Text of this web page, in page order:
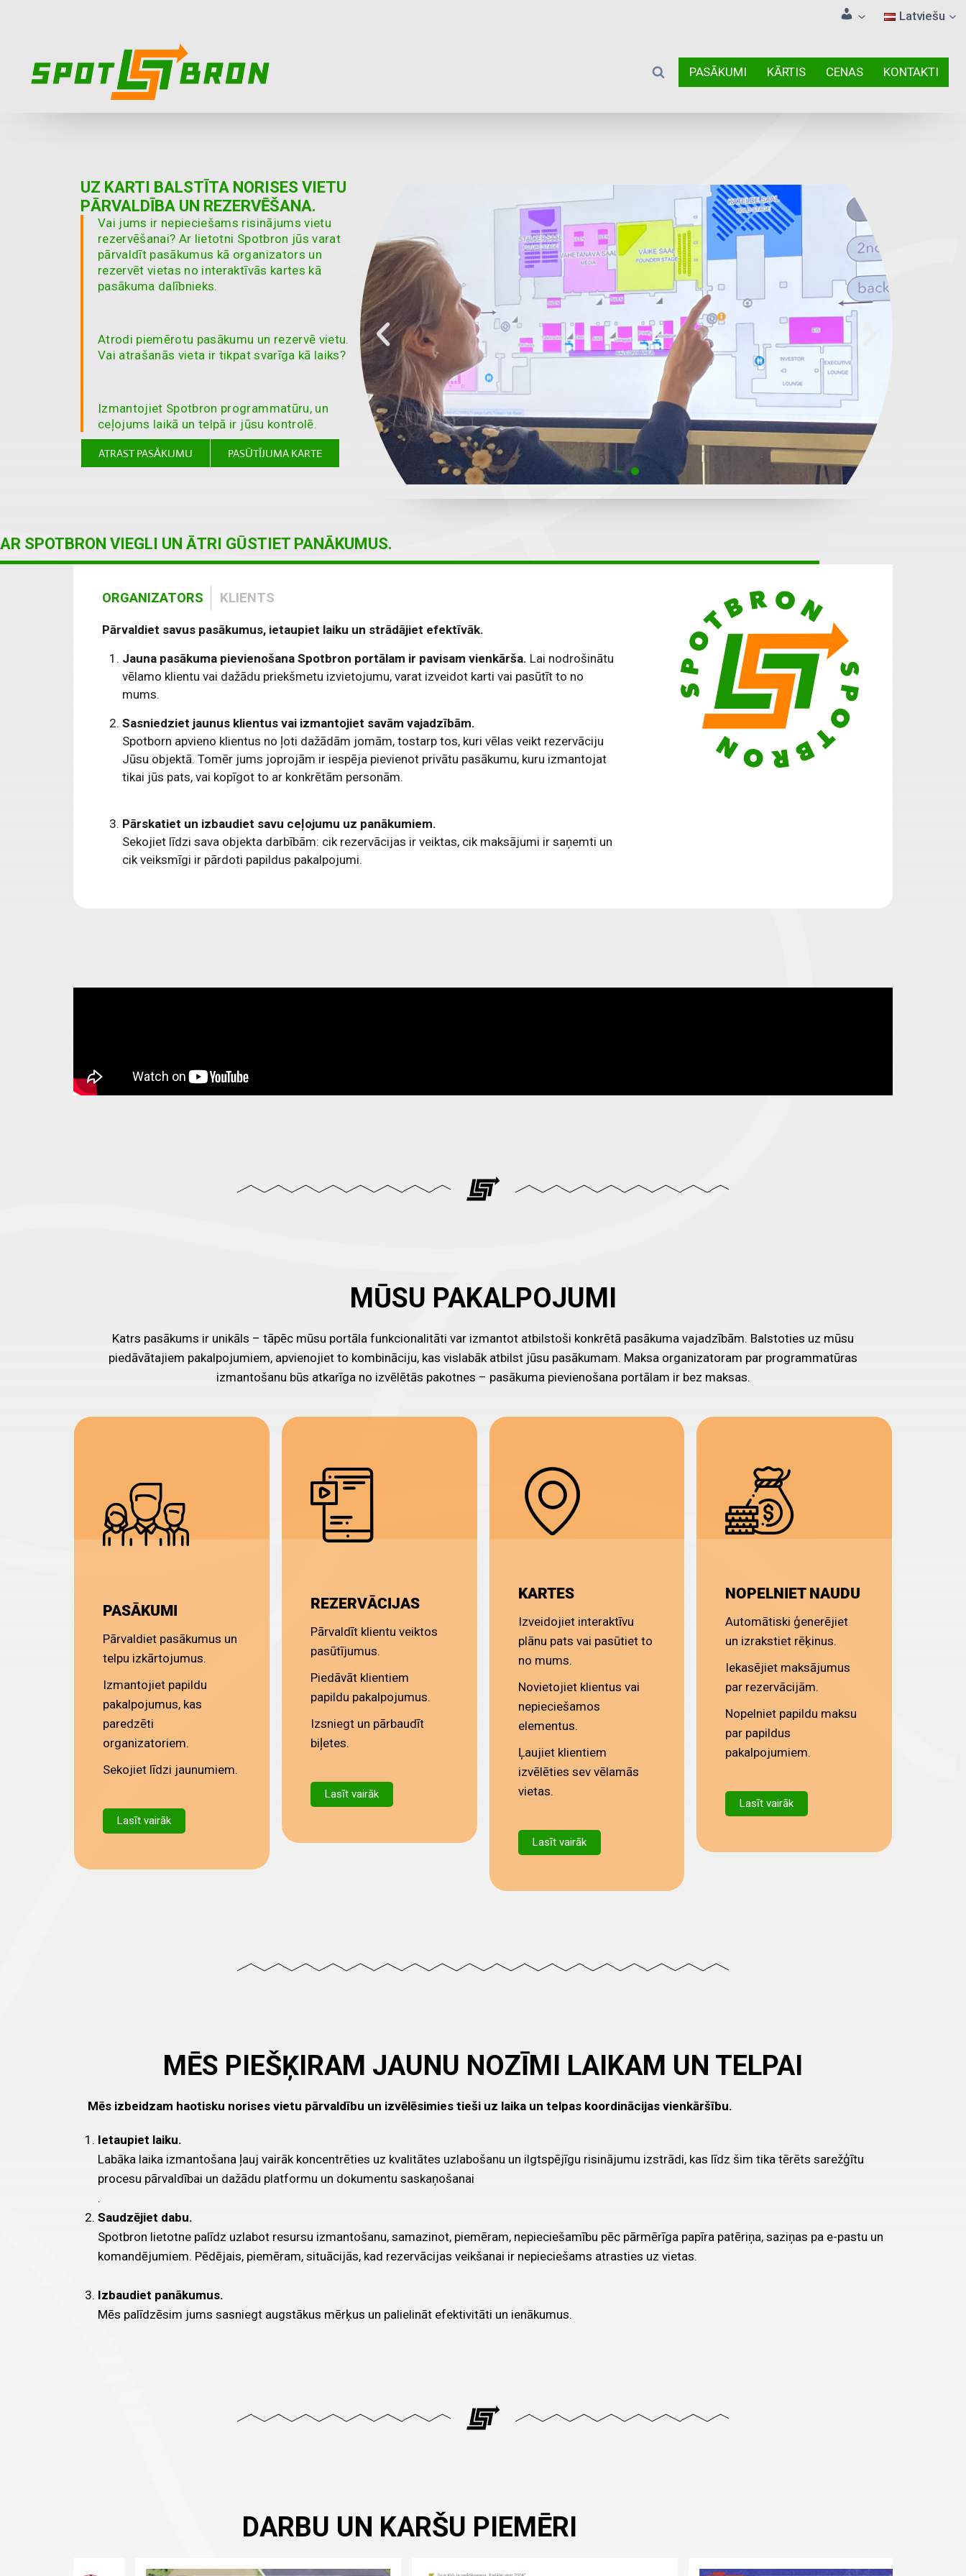
Latviešu
PASĀKUMI KĀRTIS CENAS KONTAKTI
UZ KARTI BALSTĪTA NORISES VIETU
PĀRVALDĪBA UN REZERVĒŠANA.
Vai jums ir nepieciešams risinājums vietu
rezervēšanai? Ar lietotni Spotbron jūs varat
pārvaldīt pasākumus kā organizators un
rezervēt vietas no interaktīvās kartes kā
pasākuma dalībnieks.
Atrodi piemērotu pasākumu un rezervē vietu.
Vai atrašanās vieta ir tikpat svarīga kā laiks?
Izmantojiet Spotbron programmatūru, un
ceļojums laikā un telpā ir jūsu kontrolē.
ATRAST PASĀKUMU PASŪTĪJUMA KARTE
AR SPOTBRON VIEGLI UN ĀTRI GŪSTIET PANĀKUMUS.
ORGANIZATORS KLIENTS
Pārvaldiet savus pasākumus, ietaupiet laiku un strādājiet efektīvāk.
Jauna pasākuma pievienošana Spotbron portālam ir pavisam vienkārša. Lai nodrošinātu
vēlamo klientu vai dažādu priekšmetu izvietojumu, varat izveidot karti vai pasūtīt to no
mums.
Sasniedziet jaunus klientus vai izmantojiet savām vajadzībām.
Spotborn apvieno klientus no ļoti dažādām jomām, tostarp tos, kuri vēlas veikt rezervāciju
Jūsu objektā. Tomēr jums joprojām ir iespēja pievienot privātu pasākumu, kuru izmantojat
tikai jūs pats, vai kopīgot to ar konkrētām personām.
Pārskatiet un izbaudiet savu ceļojumu uz panākumiem.
Sekojiet līdzi sava objekta darbībām: cik rezervācijas ir veiktas, cik maksājumi ir saņemti un
cik veiksmīgi ir pārdoti papildus pakalpojumi.
MŪSU PAKALPOJUMI
Katrs pasākums ir unikāls – tāpēc mūsu portāla funkcionalitāti var izmantot atbilstoši konkrētā pasākuma vajadzībām. Balstoties uz mūsu
piedāvātajiem pakalpojumiem, apvienojiet to kombināciju, kas vislabāk atbilst jūsu pasākumam. Maksa organizatoram par programmatūras
izmantošanu būs atkarīga no izvēlētās pakotnes – pasākuma pievienošana portālam ir bez maksas.
PASĀKUMI
Pārvaldiet pasākumus un
telpu izkārtojumus.
Izmantojiet papildu
pakalpojumus, kas
paredzēti
organizatoriem.
Sekojiet līdzi jaunumiem.
Lasīt vairāk
REZERVĀCIJAS
Pārvaldīt klientu veiktos
pasūtījumus.
Piedāvāt klientiem
papildu pakalpojumus.
Izsniegt un pārbaudīt
biļetes.
Lasīt vairāk
KARTES
Izveidojiet interaktīvu
plānu pats vai pasūtiet to
no mums.
Novietojiet klientus vai
nepieciešamos
elementus.
Ļaujiet klientiem
izvēlēties sev vēlamās
vietas.
Lasīt vairāk
NOPELNIET NAUDU
Automātiski ģenerējiet
un izrakstiet rēķinus.
Iekasējiet maksājumus
par rezervācijām.
Nopelniet papildu maksu
par papildus
pakalpojumiem.
Lasīt vairāk
MĒS PIEŠĶIRAM JAUNU NOZĪMI LAIKAM UN TELPAI
Mēs izbeidzam haotisku norises vietu pārvaldību un izvēlēsimies tieši uz laika un telpas koordinācijas vienkāršību.
Ietaupiet laiku.
Labāka laika izmantošana ļauj vairāk koncentrēties uz kvalitātes uzlabošanu un ilgtspējīgu risinājumu izstrādi, kas līdz šim tika tērēts sarežģītu
procesu pārvaldībai un dažādu platformu un dokumentu saskaņošanai
.
Saudzējiet dabu.
Spotbron lietotne palīdz uzlabot resursu izmantošanu, samazinot, piemēram, nepieciešamību pēc pārmērīga papīra patēriņa, saziņas pa e-pastu un
komandējumiem. Pēdējais, piemēram, situācijās, kad rezervācijas veikšanai ir nepieciešams atrasties uz vietas.
Izbaudiet panākumus.
Mēs palīdzēsim jums sasniegt augstākus mērķus un palielināt efektivitāti un ienākumus.
DARBU UN KARŠU PIEMĒRI